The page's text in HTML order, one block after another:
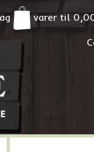
varer til